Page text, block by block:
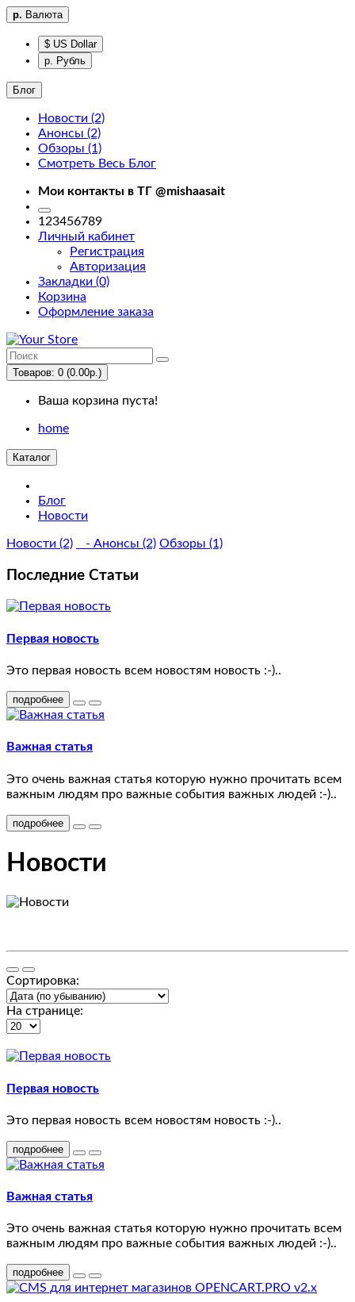
р. Валюта
$ US Dollar
р. Рубль
Блог
Новости (2)
Анонсы (2)
Обзоры (1)
Смотреть Весь Блог
Мои контакты в ТГ @mishaasait
123456789
Личный кабинет
Регистрация
Авторизация
Закладки (0)
Корзина
Оформление заказа
Товаров: 0 (0.00р.)
Ваша корзина пуста!
home
Каталог
Фильтры
Фильтры
home
Доставка
About
Us
Desktops
Laptops
&
Notebooks
Windows
Macs
Components
Monitors
1
Mice
Printers
Scanners
Cameras
Tablets
Software
Phones
PDAs
Cameras
MP3
Блог
Новости
Новости (2) - Анонсы (2) Обзоры (1)
Последние Статьи
Первая новость
Это первая новость всем новостям новость :-)..
подробнее
Важная статья
Это очень важная статья которую нужно прочитать всем
важным людям про важные события важных людей :-)..
подробнее
Новости
Сортировка:
На странице:
Первая новость
Это первая новость всем новостям новость :-)..
подробнее
Важная статья
Это очень важная статья которую нужно прочитать всем
важным людям про важные события важных людей :-)..
подробнее